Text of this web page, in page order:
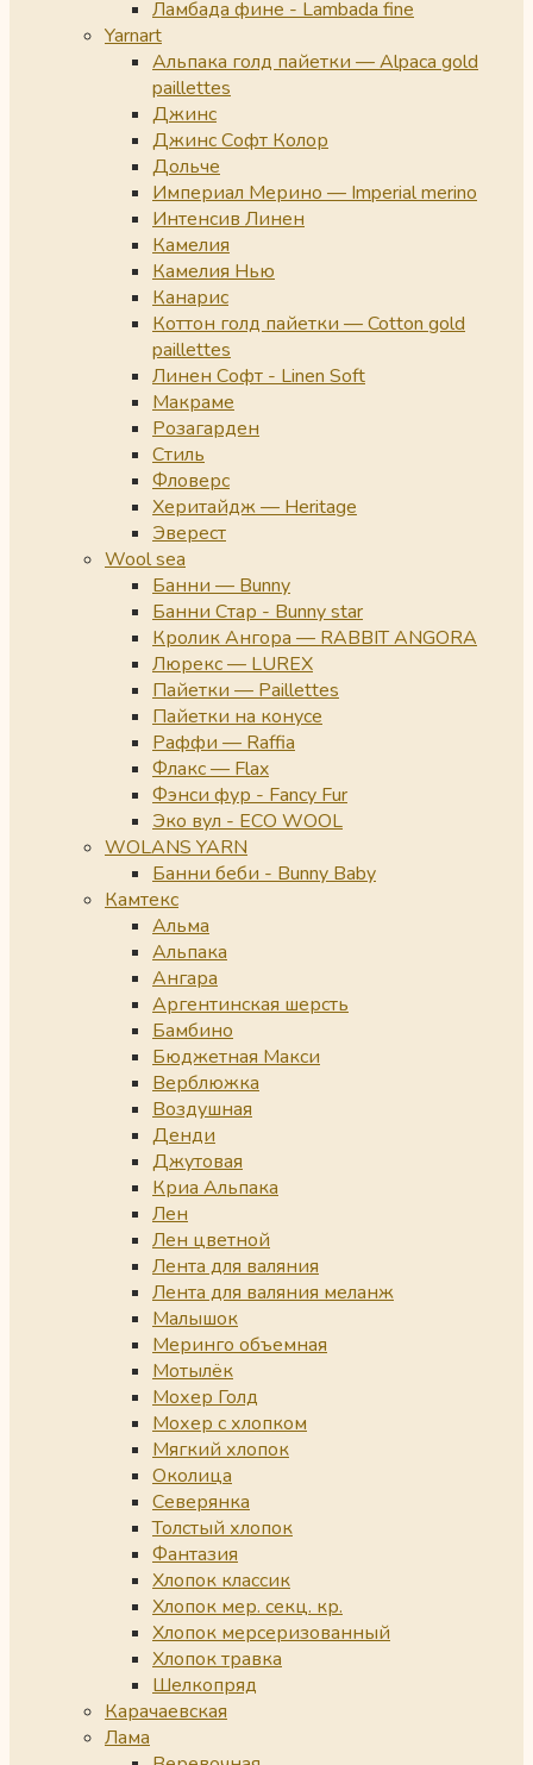
Ламбада фине - Lambada fine
Yarnart
Альпака голд пайетки — Alpaca gold
paillettes
Джинс
Джинс Софт Колор
Дольче
Империал Мерино — Imperial merino
Интенсив Линен
Камелия
Камелия Нью
Канарис
Коттон голд пайетки — Cotton gold
paillettes
Линен Софт - Linen Soft
Макраме
Розагарден
Стиль
Фловерс
Херитайдж — Heritage
Эверест
Wool sea
Банни — Bunny
Банни Стар - Bunny star
Кролик Ангора — RABBIT ANGORA
Люрекс — LUREX
Пайетки — Paillettes
Пайетки на конусе
Раффи — Raffia
Флакс — Flax
Фэнси фур - Fancy Fur
Эко вул - ECO WOOL
WOLANS YARN
Банни беби - Bunny Baby
Камтекс
Альма
Альпака
Ангара
Аргентинская шерсть
Бамбино
Бюджетная Макси
Верблюжка
Воздушная
Денди
Джутовая
Криа Альпака
Лен
Лен цветной
Лента для валяния
Лента для валяния меланж
Малышок
Меринго объемная
Мотылёк
Мохер Голд
Мохер с хлопком
Мягкий хлопок
Околица
Северянка
Толстый хлопок
Фантазия
Хлопок классик
Хлопок мер. секц. кр.
Хлопок мерсеризованный
Хлопок травка
Шелкопряд
Карачаевская
Лама